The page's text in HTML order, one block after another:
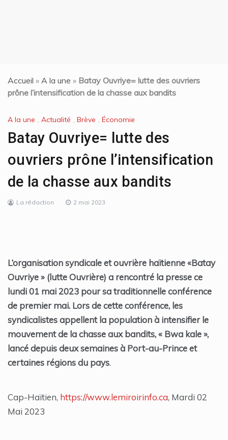
Accueil » A la une » Batay Ouvriye= lutte des ouvriers
prône l’intensification de la chasse aux bandits
A la une , Actualité , Brève , Économie
Batay Ouvriye= lutte des
ouvriers prône l’intensification
de la chasse aux bandits
La rédaction 2 mai 2023
L’organisation syndicale et ouvrière haïtienne «Batay
Ouvriye » (lutte Ouvrière) a rencontré la presse ce
lundi 01 mai 2023 pour sa traditionnelle conférence
de premier mai. Lors de cette conférence, les
syndicalistes appellent la population à intensifier le
mouvement de la chasse aux bandits, « Bwa kale »,
lancé depuis deux semaines à Port-au-Prince et
certaines régions du pays.
Cap-Haïtien, https://www.lemiroirinfo.ca, Mardi 02
Mai 2023